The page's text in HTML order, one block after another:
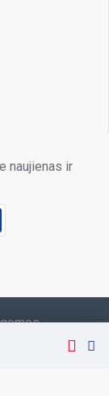
naujienas ir